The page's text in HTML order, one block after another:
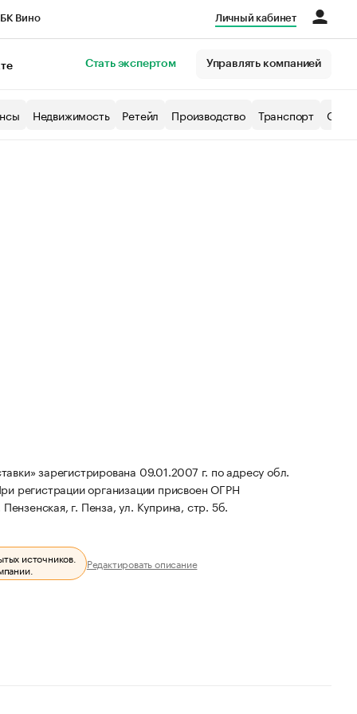
Вино Личный кабинет
Стать экспертом Управлять компанией
Недвижимость Ретейл Производство Транспорт
зарегистрирована 09.01.2007 г. по адресу обл.
регистрации организации присвоен ОГРН
г. Пенза, ул. Куприна, стр. 5б.
источников. Редактировать описание